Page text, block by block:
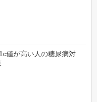
値が高い人の糖尿病対